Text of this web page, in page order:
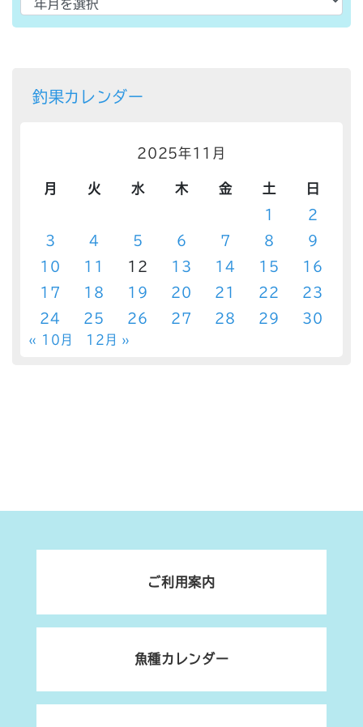
釣果カレンダー
2025年11月
月 火 水 木 金 土
日
1
2
3
4 5 6 7 8
9
10
11 12 13 14 15
16
17
18 19 20 21 22
23
24
25 26 27 28 29 30
« 10月 12月 »
ご利用案内
魚種カレンダー